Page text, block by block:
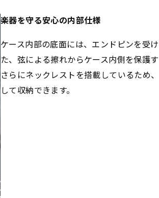
楽器を守る安心の内部仕様
ケース内部の底面には、エンドピンを受
た、弦による擦れからケース内側を保護
さらにネックレストを搭載しているため
して収納できます。